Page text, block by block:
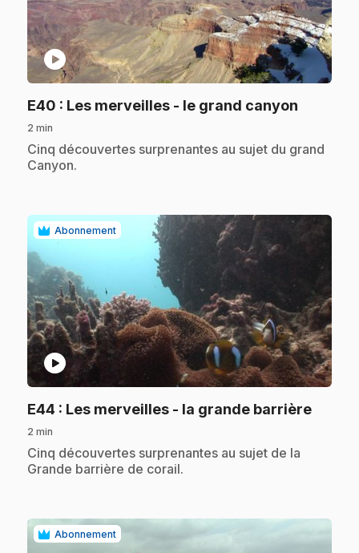
play_circle
E40 : Les merveilles - le grand canyon
2 min
.Cinq découvertes surprenantes au sujet du grand
Canyon.
Abonnement
play_circle
E44 : Les merveilles - la grande barrière.
2 min
.Cinq découvertes surprenantes au sujet de la
Grande barrière de corail.
Abonnement